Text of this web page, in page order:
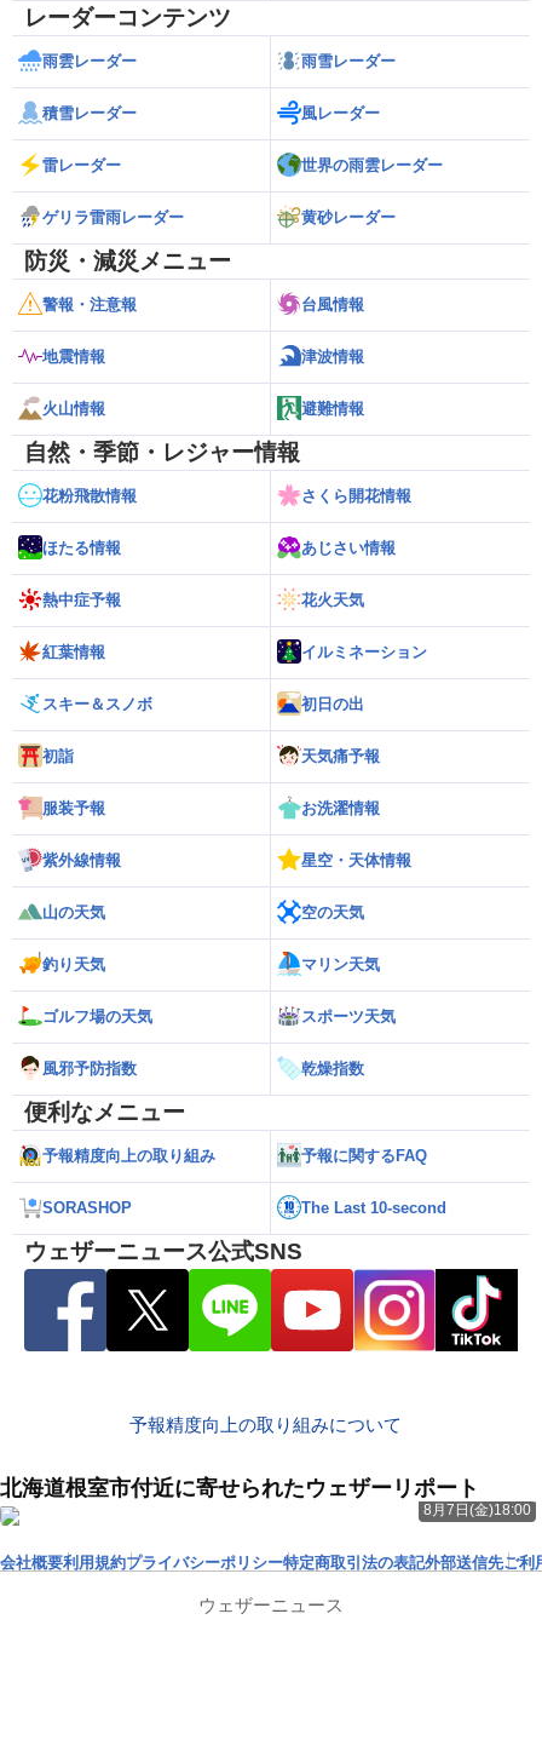
レーダーコンテンツ
雨雲レーダー 雨雪レーダー
積雪レーダー 風レーダー
雷レーダー 世界の雨雲レーダー
ゲリラ雷雨レーダー 黄砂レーダー
防災・減災メニュー
警報・注意報 台風情報
地震情報 津波情報
火山情報 避難情報
自然・季節・レジャー情報
花粉飛散情報 さくら開花情報
ほたる情報 あじさい情報
熱中症予報 花火天気
紅葉情報 イルミネーション
スキー＆スノボ 初日の出
初詣 天気痛予報
服装予報 お洗濯情報
紫外線情報 星空・天体情報
山の天気 空の天気
釣り天気 マリン天気
ゴルフ場の天気 スポーツ天気
風邪予防指数 乾燥指数
便利なメニュー
予報精度向上の取り組み 予報に関するFAQ
SORASHOP The Last 10-second
ウェザーニュース公式SNS
予報精度向上の取り組みについて
北海道根室市付近に寄せられたウェザーリポート
8月7日(金)18:00
会社概要利用規約プライバシーポリシー特定商取引法の表記外部送信先ご利
ウェザーニュース